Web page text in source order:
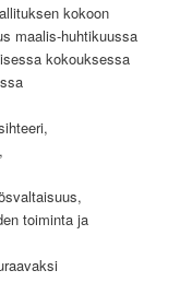
kokoon
maalis-huhtikuussa
kokouksessa
toiminta ja